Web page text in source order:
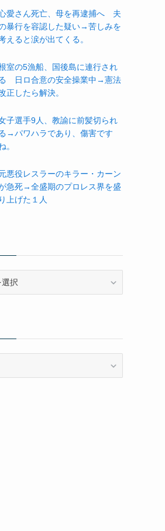
愛さん死亡、母を再逮捕へ 夫
暴行を容認した疑い→苦しみを
えると涙が出てくる。
室の5漁船、国後島に連行され
日ロ合意の安全操業中→憲法
正したら解決。
子選手9人、教諭に前髪切られ
→パワハラであり、傷害です
。
悪役レスラーのキラー・カーン
急死→全盛期のプロレス界を盛
り上げた１人